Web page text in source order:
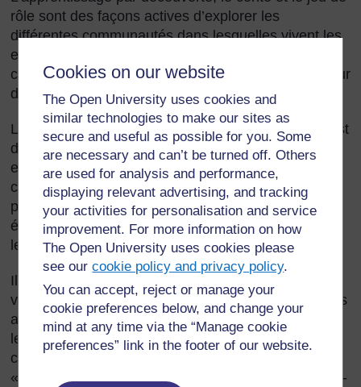
Cookies on our website
The Open University uses cookies and
similar technologies to make our sites as
secure and useful as possible for you. Some
are necessary and can’t be turned off. Others
are used for analysis and performance,
displaying relevant advertising, and tracking
your activities for personalisation and service
improvement. For more information on how
The Open University uses cookies please
see ourcookie policy and privacy policy.
You can accept, reject or manage your
cookie preferences below, and change your
mind at any time via the “Manage cookie
preferences” link in the footer of our website.
rôle sont des façons actives d’explorer les
différentes communautés dans lesquelles vivent les
enfants. Ils permettent aux élèves de trouver les
choses par eux-mêmes, ce qui est mieux que de leur
dire simplement comment sont les choses.
L’objectif de l’utilisation du conte et du jeu de rôle est
de stimuler la discussion et d’aider les élèves à
examiner leurs propres attitudes et leur propre
comportement d'une manière qui ne leur semblera
pas menaçante. Du fait que ces scénarios sont plus
éloignés des véritables situations des élèves, cela
leur permet de parler plus librement.
Il est important que les cours de compétences de la
vie courante ne sermonnent pas les élèves, mais les
aident à trouver par eux-mêmes et à réfléchir sur
leur propre vie et leurs ambitions. Vous devez avoir
conscience du fait que des enfants différents vont
« découvrir » des choses différentes à propos d’eux-